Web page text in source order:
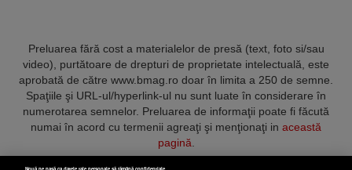
Preluarea fără cost a materialelor de presă (text, foto si/sau
video), purtătoare de drepturi de proprietate intelectuală, este
aprobată de către www.bmag.ro doar în limita a 250 de semne.
Spaţiile şi URL-ul/hyperlink-ul nu sunt luate în considerare în
numerotarea semnelor. Preluarea de informaţii poate fi făcută
numai în acord cu termenii agreaţi şi menţionaţi in această
pagină